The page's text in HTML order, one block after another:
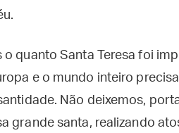
o quanto Santa Teresa foi
e o mundo inteiro
Não deixemos,
grande santa, realizando